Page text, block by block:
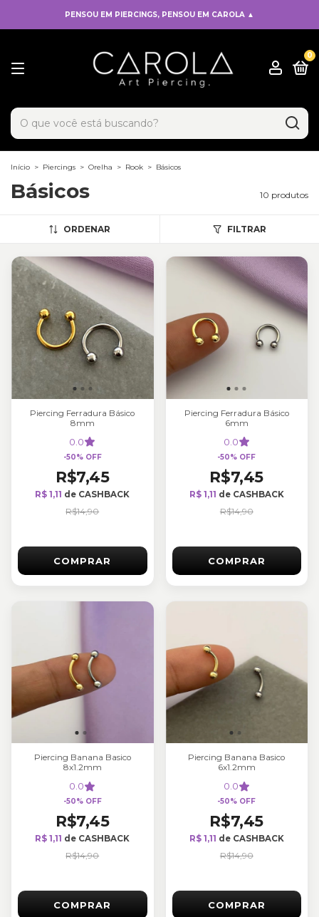
PENSOU EM PIERCINGS, PENSOU EM CAROLA ▲
0
x
Adicionado ao carrinho!
Início > Piercings > Orelha > Rook > Básicos
Básicos 10 produtos
ORDENAR FILTRAR
Piercing Ferradura Básico
8mm
0.0
-50% OFF
R$7,45
R$ 1,11 de CASHBACK
R$14,90
COMPRAR
Piercing Ferradura Básico
6mm
0.0
-50% OFF
R$7,45
R$ 1,11 de CASHBACK
R$14,90
COMPRAR
Piercing Banana Basico
8x1.2mm
0.0
-50% OFF
R$7,45
R$ 1,11 de CASHBACK
R$14,90
COMPRAR
Piercing Banana Basico
6x1.2mm
0.0
-50% OFF
R$7,45
R$ 1,11 de CASHBACK
R$14,90
COMPRAR